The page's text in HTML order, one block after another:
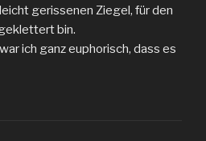
gerissenen Ziegel, für den
bin.
ich ganz euphorisch, dass es